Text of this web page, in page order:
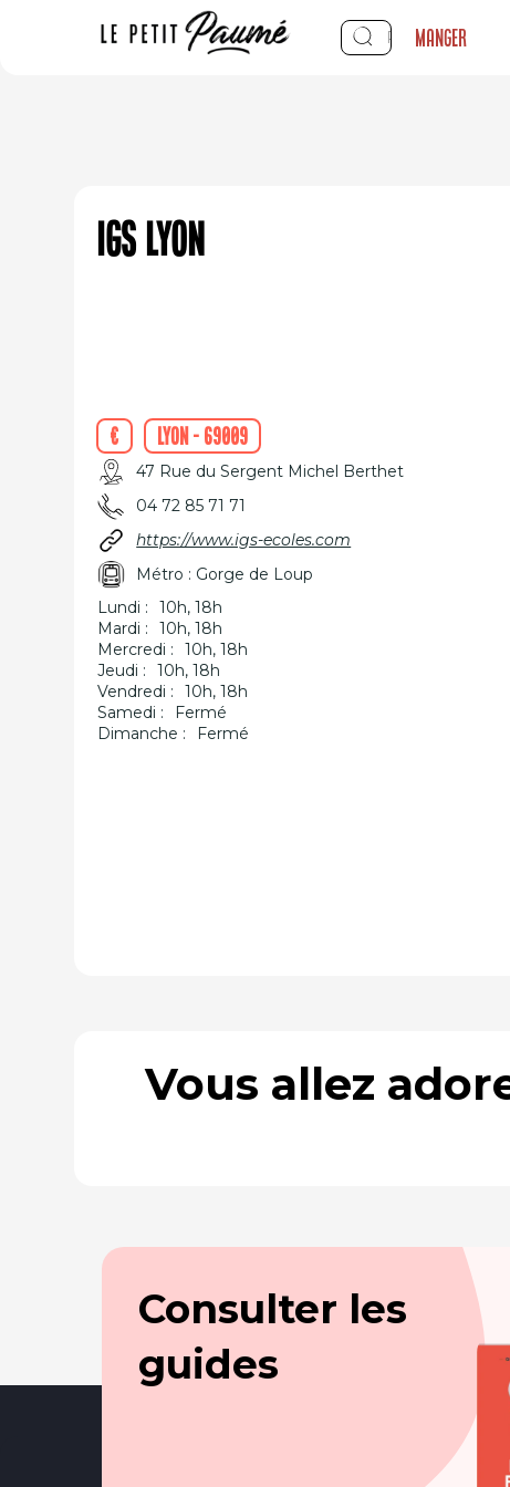
Manger
IGS Lyon
€ Lyon - 69009
47 Rue du Sergent Michel Berthet
04 72 85 71 71
https://www.igs-ecoles.com
Métro : Gorge de Loup
Lundi :
10h, 18h
Mardi :
10h, 18h
Mercredi :
10h, 18h
Jeudi :
10h, 18h
Vendredi :
10h, 18h
Samedi :
Fermé
Dimanche :
Fermé
Vous allez
Consulter les
guides